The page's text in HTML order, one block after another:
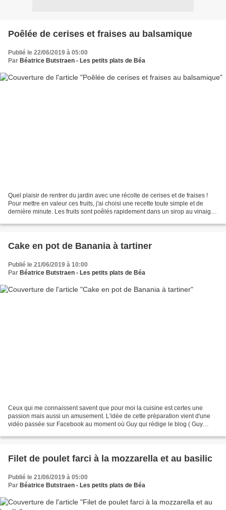
Poêlée de cerises et fraises au balsamique
Publié le 22/06/2019 à 05:00
Par Béatrice Butstraen - Les petits plats de Béa
Quel plaisir de rentrer du jardin avec une récolte de cerises et de fraises !
Pour mettre en valeur ces fruits, j'ai choisi une recette toute simple et de
dernière minute. Les fruits sont poêlés rapidement dans un sirop au vinaigre
Cake en pot de Banania à tartiner
Publié le 21/06/2019 à 10:00
Par Béatrice Butstraen - Les petits plats de Béa
Ceux qui me connaissent savent que pour moi la cuisine est certes une
passion mais aussi un amusement. L'idée de cette préparation vient d'une
vidéo passée sur Facebook au moment où Guy qui rédige le blog ( Guy
Filet de poulet farci à la mozzarella et au basilic
Publié le 21/06/2019 à 05:00
Par Béatrice Butstraen - Les petits plats de Béa